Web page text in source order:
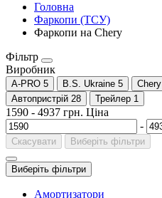
Головна
Фаркопи (ТСУ)
Фаркопи на Chery
Фільтр
Виробник
A-PRO 5 B.S. Ukraine 5 Chery
Автопристрій 28 Трейлер 1
1590 - 4937 грн. Ціна
-
Скасувати Виберіть фільтри
Виберіть фільтри
Амортизатори